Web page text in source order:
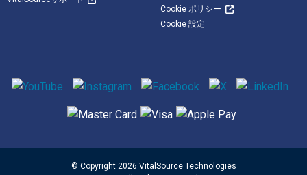
Cookie ポリシー
Cookie 設定
ソーシャルメディア
サポートされている支払い方法
© Copyright 2026 VitalSource Technologies